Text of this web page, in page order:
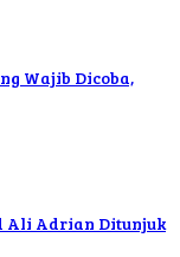
Wajib Dicoba,
Ali Adrian Ditunjuk